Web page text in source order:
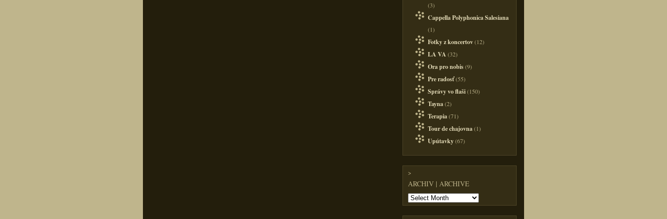
(3)
Cappella Polyphonica Salesiana
(1)
Fotky z koncertov(12)
LA VA(32)
Ora pro nobis(9)
Pre radosť(55)
Správy vo flaši(150)
Tayna(2)
Terapia(71)
Tour de chajovna(1)
Upútavky(67)
>
ARCHIV | ARCHIVE